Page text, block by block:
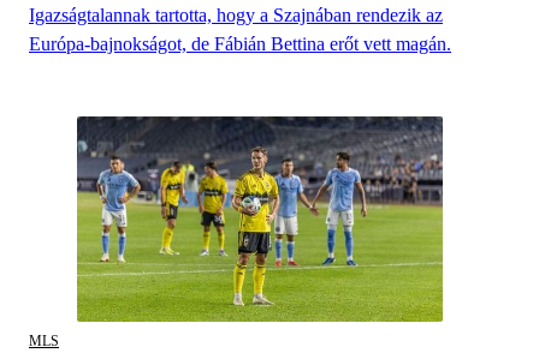
Igazságtalannak tartotta, hogy a Szajnában rendezik az
Európa-bajnokságot, de Fábián Bettina erőt vett magán.
MLS